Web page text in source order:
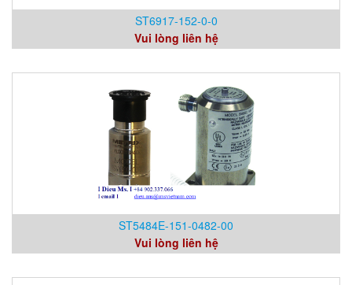
ST6917-152-0-0
Vui lòng liên hệ
ST5484E-151-0482-00
Vui lòng liên hệ